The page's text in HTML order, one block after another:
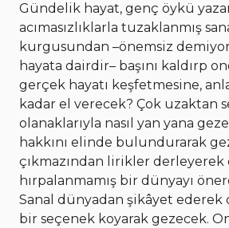
Gündelik hayat, genç öykü
acımasızlıklarla tuzaklanmış
kurgusundan –önemsiz
hayata dairdir– başını kaldırp
gerçek hayatı keşfetmesine,
kadar el verecek? Çok uzaktan
olanaklarıyla nasıl yan yana
hakkını elinde bulundurarak
çıkmazından lirikler derleyerek
hırpalanmamış bir dünyayı
Sanal dünyadan şikâyet ederek
bir seçenek koyarak gezecek.